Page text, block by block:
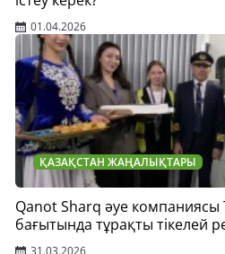
01.04.2026
ҚАЗАҚСТАН ЖАҢАЛЫҚТАРЫ
Qanot Sharq әуе
бағытында тұрақты тікелей